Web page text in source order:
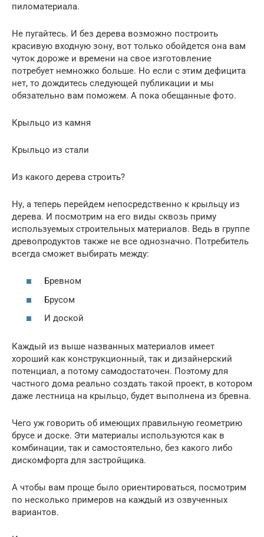
пиломатериала.
Не пугайтесь. И без дерева возможно построить
красивую входную зону, вот только обойдется она вам
чуток дороже и времени на свое изготовление
потребует немножко больше. Но если с этим дефицита
нет, то дождитесь следующей публикации и мы
обязательно вам поможем. А пока обещанные фото.
Крыльцо из камня
Крыльцо из стали
Из какого дерева строить?
Ну, а теперь перейдем непосредственно к крыльцу из
дерева. И посмотрим на его виды сквозь приму
используемых строительных материалов. Ведь в группе
древопродуктов также не все однозначно. Потребитель
всегда сможет выбирать между:
Бревном
Брусом
И доской
Каждый из выше названных материалов имеет
хороший как конструкционный, так и дизайнерский
потенциал, а потому самодостаточен. Поэтому для
частного дома реально создать такой проект, в котором
даже лестница на крыльцо, будет выполнена из бревна.
Чего уж говорить об имеющих правильную геометрию
брусе и доске. Эти материалы используются как в
комбинации, так и самостоятельно, без какого либо
дискомфорта для застройщика.
А чтобы вам проще было ориентироваться, посмотрим
по несколько примеров на каждый из озвученных
вариантов.